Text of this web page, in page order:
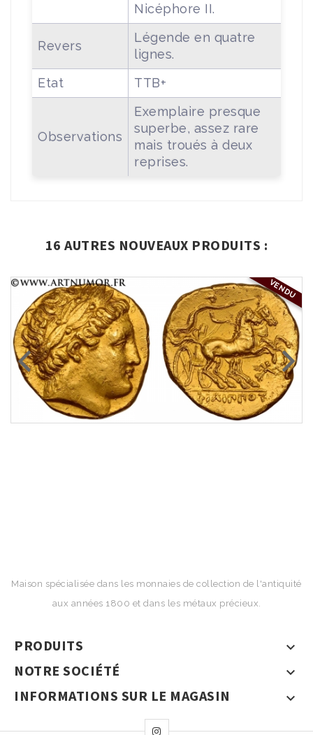
Nicéphore II.
Revers
Légende en quatre
lignes.
Etat
TTB+
Observations
Exemplaire presque
superbe, assez rare
mais troués à deux
reprises.
16 AUTRES NOUVEAUX PRODUITS :
VENDU
Maison spécialisée dans les monnaies de collection de l'antiquité
aux années 1800 et dans les métaux précieux.
PRODUITS 
NOTRE SOCIÉTÉ 
INFORMATIONS SUR LE MAGASIN 